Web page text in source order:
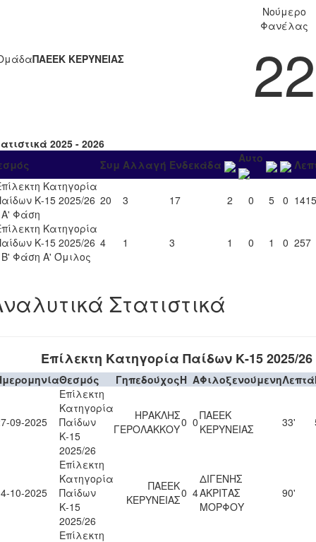
ΠΑΕΕΚ ΚΕΡΥΝΕΙΑΣ
Νούμερο
Φανέλας
22
2025 - 2026
Συμ Αλλαγή Ενδεκάδα Αυτο
Κατηγορία
Κ-15 2025/26
Φάση
20 3 17 2 0 5 0 1415
Κατηγορία
Κ-15 2025/26
Φάση Α' Όμιλος
4 1 3 1 0 1 0 257
Στατιστικά
Επίλεκτη Κατηγορία Παίδων Κ-15 2025/26
Θεσμός ΓηπεδούχοςH AΦιλοξενούμενηΛεπτά
09-2025
Επίλεκτη
Κατηγορία
Παίδων
Κ-15
2025/26
ΗΡΑΚΛΗΣ
ΓΕΡΟΛΑΚΚΟΥ0 0ΠΑΕΕΚ
ΚΕΡΥΝΕΙΑΣ
33'
10-2025
Επίλεκτη
Κατηγορία
Παίδων
Κ-15
2025/26
ΠΑΕΕΚ
ΚΕΡΥΝΕΙΑΣ0 4
ΔΙΓΕΝΗΣ
ΑΚΡΙΤΑΣ
ΜΟΡΦΟΥ
90'
Επίλεκτη